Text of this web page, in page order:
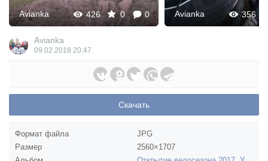
426 0 0
Avianka 356
Avianka
Avianka
09.02.2018 20:47
Скачать
Формат файла
JPG
Размер
2560×1707